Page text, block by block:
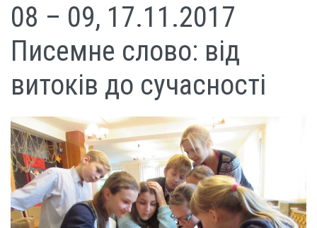
08 – 09, 17.11.2017
Писемне слово: від
витоків до сучасності